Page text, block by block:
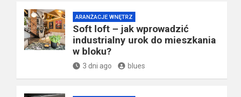
ARANŻACJE WNĘTRZ
Soft loft – jak wprowadzić
industrialny urok do mieszkania
w bloku?
3 dni ago blues